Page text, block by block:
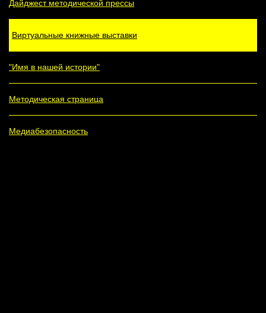
Дайджест методической прессы
Виртуальные книжные выставки
"Имя в нашей истории"
Методическая страница
Медиабезопасность